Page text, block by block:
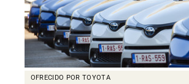
OFRECIDO POR TOYOTA